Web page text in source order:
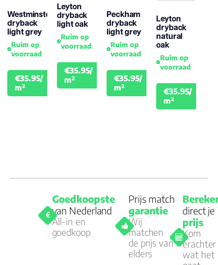
Westminster
dryback
light grey
Ruim op
voorraad
€35.95/
m²
€39.95
Leyton
dryback
light oak
Ruim op
voorraad
€35.95/
m²
€39.95
Peckham
dryback
light grey
Ruim op
voorraad
€35.95/
m²
€39.95
Leyton
dryback
natural
oak
Ruim op
voorraad
€35.95/
m²
Goedkoopste
van Nederland
All-in en
goedkoop
Prijs match
garantie
Wij
matchen
de prijs van
elders
direct je
prijs
Kom
erachter
wat het